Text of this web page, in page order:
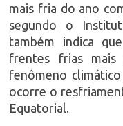
mais fria do ano
segundo o
também indica
frentes frias mais
fenômeno
ocorre o
Equatorial.